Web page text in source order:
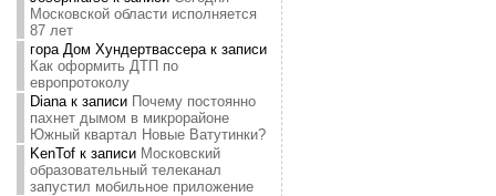
Московской области исполняется
87 лет
гора Дом Хундертвассерак записи
Как оформить ДТП по
европротоколу
Dianaк записи Почему постоянно
пахнет дымом в микрорайоне
Южный квартал Новые Ватутинки?
KenTofк записи Московский
образовательный телеканал
запустил мобильное приложение